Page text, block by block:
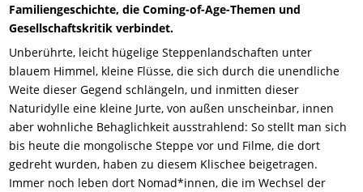
Familiengeschichte, die Coming-of-Age-Themen und
Gesellschaftskritik verbindet.
Unberührte, leicht hügelige Steppenlandschaften unter
blauem Himmel, kleine Flüsse, die sich durch die unendliche
Weite dieser Gegend schlängeln, und inmitten dieser
Naturidylle eine kleine Jurte, von außen unscheinbar, innen
aber wohnliche Behaglichkeit ausstrahlend: So stellt man sich
bis heute die mongolische Steppe vor und Filme, die dort
gedreht wurden, haben zu diesem Klischee beigetragen.
Immer noch leben dort Nomad*innen, die im Wechsel der